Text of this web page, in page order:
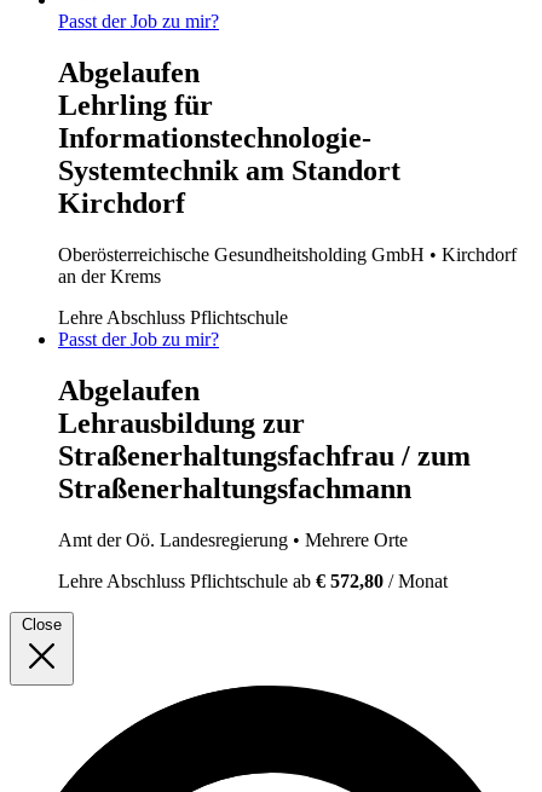
Passt der Job zu mir?
Abgelaufen
Lehrling für
Informationstechnologie-
Systemtechnik am Standort
Kirchdorf
Oberösterreichische Gesundheitsholding GmbH • Kirchdorf
an der Krems
Lehre Abschluss Pflichtschule
Passt der Job zu mir?
Abgelaufen
Lehrausbildung zur
Straßenerhaltungsfachfrau / zum
Straßenerhaltungsfachmann
Amt der Oö. Landesregierung • Mehrere Orte
Lehre Abschluss Pflichtschule ab € 572,80 / Monat
Close